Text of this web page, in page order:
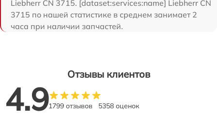
Liebherr CN 3715. [dataset:services:name] Liebherr CN
3715 по нашей статистике в среднем занимает 2
часа при наличии запчастей.
Отзывы клиентов
4.91799 отзывов 5358 оценок